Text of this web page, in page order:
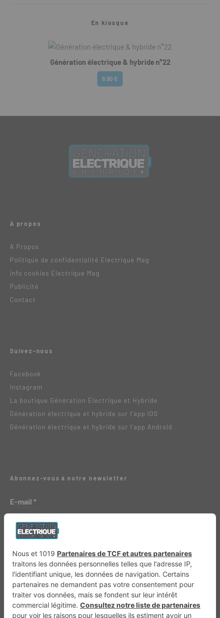
En kiosque
Génération électrique & hybride n°22
6.90 €
A propos
A Propos
Politique de confidentialité Electrique Mag
info cookies Electrique Mag
Publicité
Contact
Suivez-nous
Facebook
Instagram
La boutique Génération Électrique et Hybride
Génération électrique et hybride sur l’app IOS
Génération électrique et hybride sur l’app Android
Abonnez-vous à notre newsletter
E-mail *
Génération 4×4 Génération Sans Permis VTTAE.fr FullAttack MX2K